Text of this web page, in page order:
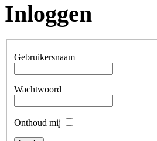
Inloggen
Gebruikersnaam
Wachtwoord
Onthoud mij